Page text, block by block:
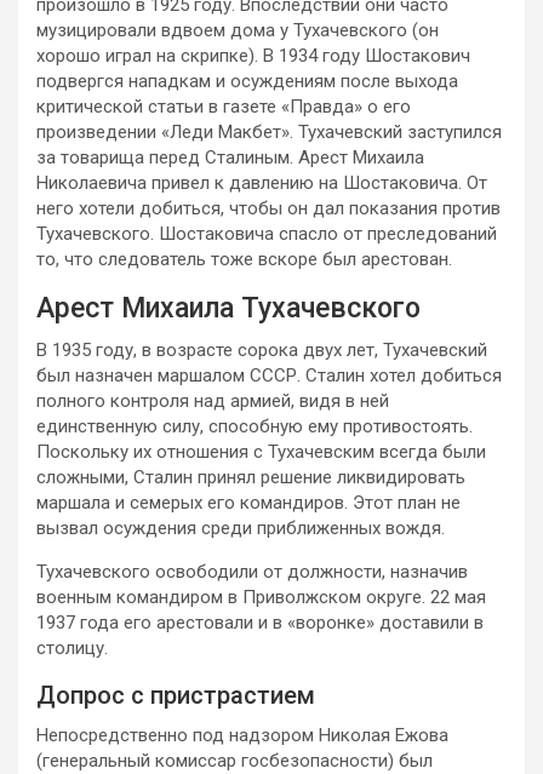
произошло в 1925 году. Впоследствии они часто
музицировали вдвоем дома у Тухачевского (он
хорошо играл на скрипке). В 1934 году Шостакович
подвергся нападкам и осуждениям после выхода
критической статьи в газете «Правда» о его
произведении «Леди Макбет». Тухачевский заступился
за товарища перед Сталиным. Арест Михаила
Николаевича привел к давлению на Шостаковича. От
него хотели добиться, чтобы он дал показания против
Тухачевского. Шостаковича спасло от преследований
то, что следователь тоже вскоре был арестован.
Арест Михаила Тухачевского
В 1935 году, в возрасте сорока двух лет, Тухачевский
был назначен маршалом СССР. Сталин хотел добиться
полного контроля над армией, видя в ней
единственную силу, способную ему противостоять.
Поскольку их отношения с Тухачевским всегда были
сложными, Сталин принял решение ликвидировать
маршала и семерых его командиров. Этот план не
вызвал осуждения среди приближенных вождя.
Тухачевского освободили от должности, назначив
военным командиром в Приволжском округе. 22 мая
1937 года его арестовали и в «воронке» доставили в
столицу.
Допрос с пристрастием
Непосредственно под надзором Николая Ежова
(генеральный комиссар госбезопасности) был